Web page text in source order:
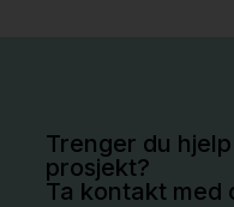
Trenger du
prosjekt?
Ta kontakt med